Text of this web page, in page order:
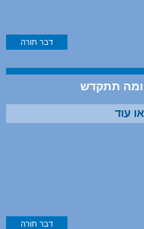
דבר תורה
תתקדש
עוד
דבר תורה